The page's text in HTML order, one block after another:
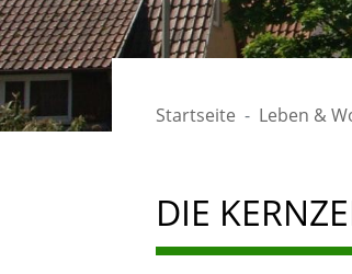
Startseite Leben &
DIE